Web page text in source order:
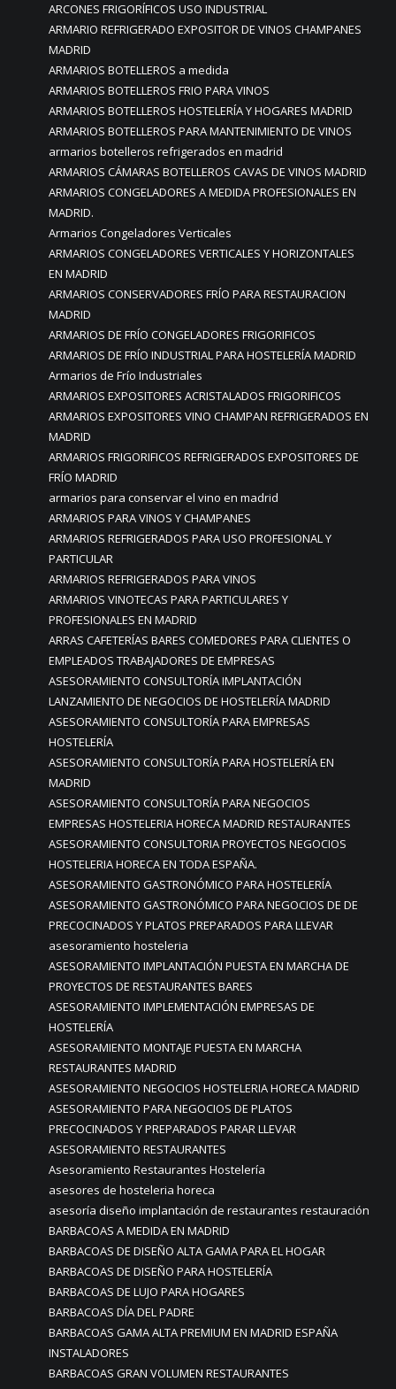
ARCONES FRIGORÍFICOS USO INDUSTRIAL
ARMARIO REFRIGERADO EXPOSITOR DE VINOS CHAMPANES
MADRID
ARMARIOS BOTELLEROS a medida
ARMARIOS BOTELLEROS FRIO PARA VINOS
ARMARIOS BOTELLEROS HOSTELERÍA Y HOGARES MADRID
ARMARIOS BOTELLEROS PARA MANTENIMIENTO DE VINOS
armarios botelleros refrigerados en madrid
ARMARIOS CÁMARAS BOTELLEROS CAVAS DE VINOS MADRID
ARMARIOS CONGELADORES A MEDIDA PROFESIONALES EN
MADRID.
Armarios Congeladores Verticales
ARMARIOS CONGELADORES VERTICALES Y HORIZONTALES
EN MADRID
ARMARIOS CONSERVADORES FRÍO PARA RESTAURACION
MADRID
ARMARIOS DE FRÍO CONGELADORES FRIGORIFICOS
ARMARIOS DE FRÍO INDUSTRIAL PARA HOSTELERÍA MADRID
Armarios de Frío Industriales
ARMARIOS EXPOSITORES ACRISTALADOS FRIGORIFICOS
ARMARIOS EXPOSITORES VINO CHAMPAN REFRIGERADOS EN
MADRID
ARMARIOS FRIGORIFICOS REFRIGERADOS EXPOSITORES DE
FRÍO MADRID
armarios para conservar el vino en madrid
ARMARIOS PARA VINOS Y CHAMPANES
ARMARIOS REFRIGERADOS PARA USO PROFESIONAL Y
PARTICULAR
ARMARIOS REFRIGERADOS PARA VINOS
ARMARIOS VINOTECAS PARA PARTICULARES Y
PROFESIONALES EN MADRID
ARRAS CAFETERÍAS BARES COMEDORES PARA CLIENTES O
EMPLEADOS TRABAJADORES DE EMPRESAS
ASESORAMIENTO CONSULTORÍA IMPLANTACIÓN
LANZAMIENTO DE NEGOCIOS DE HOSTELERÍA MADRID
ASESORAMIENTO CONSULTORÍA PARA EMPRESAS
HOSTELERÍA
ASESORAMIENTO CONSULTORÍA PARA HOSTELERÍA EN
MADRID
ASESORAMIENTO CONSULTORÍA PARA NEGOCIOS
EMPRESAS HOSTELERIA HORECA MADRID RESTAURANTES
ASESORAMIENTO CONSULTORIA PROYECTOS NEGOCIOS
HOSTELERIA HORECA EN TODA ESPAÑA.
ASESORAMIENTO GASTRONÓMICO PARA HOSTELERÍA
ASESORAMIENTO GASTRONÓMICO PARA NEGOCIOS DE DE
PRECOCINADOS Y PLATOS PREPARADOS PARA LLEVAR
asesoramiento hosteleria
ASESORAMIENTO IMPLANTACIÓN PUESTA EN MARCHA DE
PROYECTOS DE RESTAURANTES BARES
ASESORAMIENTO IMPLEMENTACIÓN EMPRESAS DE
HOSTELERÍA
ASESORAMIENTO MONTAJE PUESTA EN MARCHA
RESTAURANTES MADRID
ASESORAMIENTO NEGOCIOS HOSTELERIA HORECA MADRID
ASESORAMIENTO PARA NEGOCIOS DE PLATOS
PRECOCINADOS Y PREPARADOS PARAR LLEVAR
ASESORAMIENTO RESTAURANTES
Asesoramiento Restaurantes Hostelería
asesores de hosteleria horeca
asesoría diseño implantación de restaurantes restauración
BARBACOAS A MEDIDA EN MADRID
BARBACOAS DE DISEÑO ALTA GAMA PARA EL HOGAR
BARBACOAS DE DISEÑO PARA HOSTELERÍA
BARBACOAS DE LUJO PARA HOGARES
BARBACOAS DÍA DEL PADRE
BARBACOAS GAMA ALTA PREMIUM EN MADRID ESPAÑA
INSTALADORES
BARBACOAS GRAN VOLUMEN RESTAURANTES